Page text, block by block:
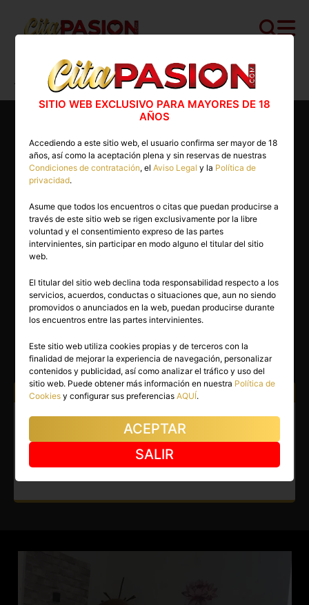
Cita PASION.COM>Escorts>Madrid>
Torrejón de Ardoz>Esperanza
33 años
ESPERANZA
Torrejón de Ardoz(Madrid)
(7)
Atiendo a: Hombres
Escort en Torrejón de Ardoz.
Argentina apasionada. La
aventura empieza en Torrejón.
SITIO WEB EXCLUSIVO PARA MAYORES DE 18
AÑOS
Accediendo a este sitio web, el usuario confirma ser mayor de 18
años, así como la aceptación plena y sin reservas de nuestras
Condiciones de contratación, elAviso Legal y la Política de
privacidad.
Asume que todos los encuentros o citas que puedan producirse a
través de este sitio web se rigen exclusivamente por la libre
voluntad y el consentimiento expreso de las partes
intervinientes, sin participar en modo alguno el titular del sitio
web.
El titular del sitio web declina toda responsabilidad respecto a los
servicios, acuerdos, conductas o situaciones que, aun no siendo
promovidos o anunciados en la web, puedan producirse durante
los encuentros entre las partes intervinientes.
Este sitio web utiliza cookies propias y de terceros con la
finalidad de mejorar la experiencia de navegación, personalizar
contenidos y publicidad, así como analizar el tráfico y uso del
sitio web. Puede obtener más información en nuestra Política de
Cookies y configurar sus preferenciasAQUÍ.
ACEPTAR
SALIR